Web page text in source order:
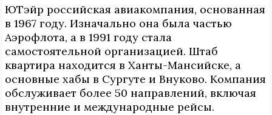
ЮТэйр российская авиакомпания, основанная
в 1967 году. Изначально она была частью
Аэрофлота, а в 1991 году стала
самостоятельной организацией. Штаб
квартира находится в Ханты-Мансийске, а
основные хабы в Сургуте и Внуково. Компания
обслуживает более 50 направлений, включая
внутренние и международные рейсы.